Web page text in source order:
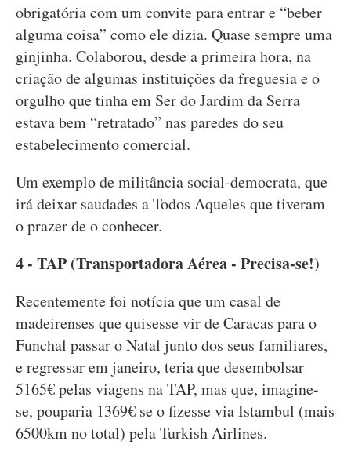
obrigatória com um convite para entrar e “beber
alguma coisa” como ele dizia. Quase sempre uma
ginjinha. Colaborou, desde a primeira hora, na
criação de algumas instituições da freguesia e o
orgulho que tinha em Ser do Jardim da Serra
estava bem “retratado” nas paredes do seu
estabelecimento comercial.
Um exemplo de militância social-democrata, que
irá deixar saudades a Todos Aqueles que tiveram
o prazer de o conhecer.
4 - TAP (Transportadora Aérea - Precisa-se!)
Recentemente foi notícia que um casal de
madeirenses que quisesse vir de Caracas para o
Funchal passar o Natal junto dos seus familiares,
e regressar em janeiro, teria que desembolsar
5165€ pelas viagens na TAP, mas que, imagine-
se, pouparia 1369€ se o fizesse via Istambul (mais
6500km no total) pela Turkish Airlines.